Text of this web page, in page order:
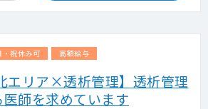
・祝休み可 高額給与
エリア×透析管理】透析管理
師を求めています